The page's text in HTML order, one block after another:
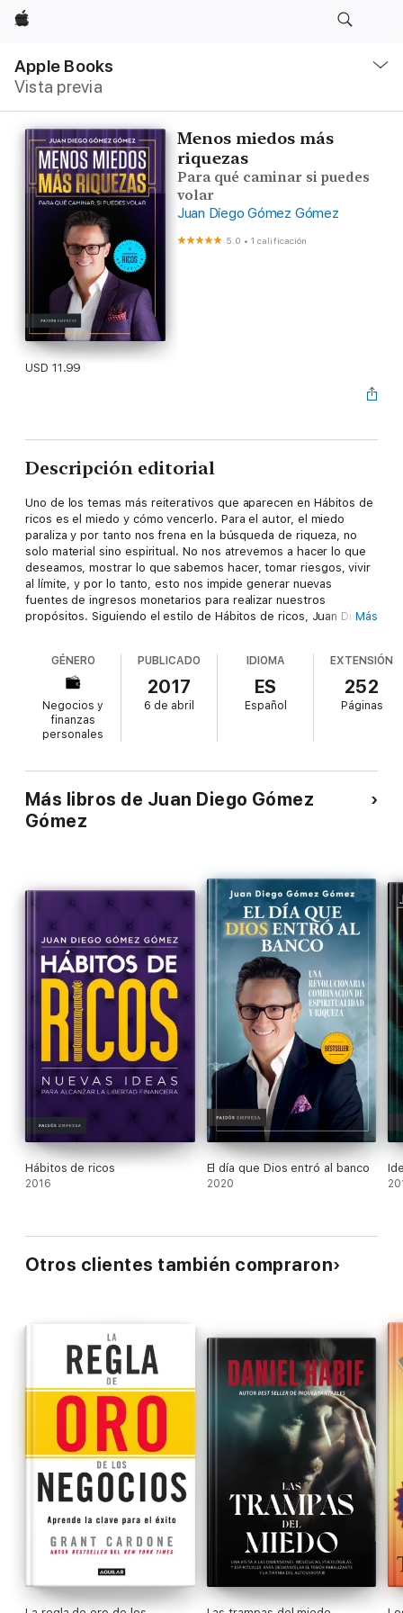
Apple
Apple Books
Vista previa
local
Abrir
Menos miedos más
riquezas
Para qué caminar si puedes
volar
Juan Diego Gómez Gómez
5.0 •1 calificación
USD 11.99
Descripción editorial
Uno de los temas más reiterativos que aparecen en Hábitos de
ricos es el miedo y cómo vencerlo. Para el autor, el miedo
paraliza y por tanto nos frena en la búsqueda de riqueza, no
solo material sino espiritual. No nos atrevemos a hacer lo que
deseamos, mostrar lo que sabemos hacer, tomar riesgos, vivir
al límite, y por lo tanto, esto nos impide generar nuevas
fuentes de ingresos monetarios para realizar nuestros
propósitos. Siguiendo el estilo de Hábitos de ricos, Juan Diego
temores de raíz y no dejarlos prosperar en nuestras vidas.
Más
GÉNERO
Negocios y
finanzas
personales
PUBLICADO
2017
6 de abril
IDIOMA
ES
Español
EXTENSIÓN
252
Páginas
Más libros de Juan Diego Gómez
Gómez
Hábitos de ricos
2016
El día que Dios entró al banco
2020
Otros clientes también compraron